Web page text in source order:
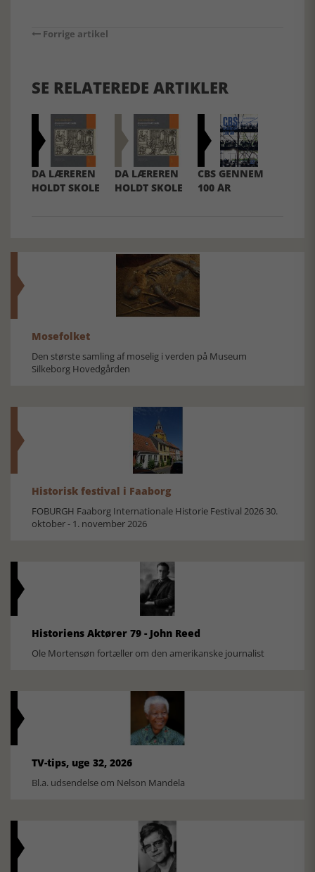
Forrige artikel
SE RELATEREDE ARTIKLER
DA LÆREREN
HOLDT SKOLE
DA LÆREREN
HOLDT SKOLE
CBS GENNEM
100 ÅR
Mosefolket
Den største samling af moselig i verden på Museum
Silkeborg Hovedgården
Historisk festival i Faaborg
FOBURGH Faaborg Internationale Historie Festival 2026 30.
oktober - 1. november 2026
Historiens Aktører 79 - John Reed
Ole Mortensøn fortæller om den amerikanske journalist
TV-tips, uge 32, 2026
Bl.a. udsendelse om Nelson Mandela